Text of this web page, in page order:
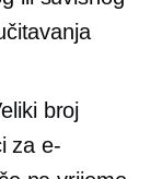
broj
za e-